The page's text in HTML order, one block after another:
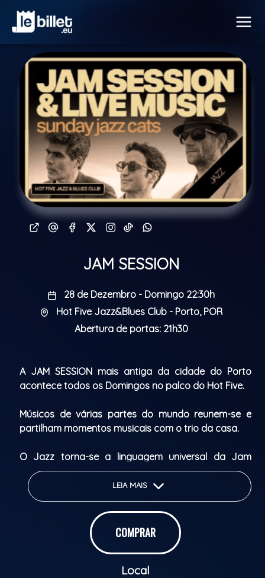
JAM SESSION
28 de Dezembro - Domingo 22:30h
Hot Five Jazz&Blues Club - Porto, POR
Abertura de portas: 21h30
A JAM SESSION mais antiga da cidade do Porto
acontece todos os Domingos no palco do Hot Five.
Músicos de várias partes do mundo reunem-se e
partilham momentos musicais com o trio da casa.
O Jazz torna-se a linguagem universal da Jam
Session!
The oldest JAM SESSION in Porto takes place every
Sunday on the Hot Five stage.
Musicians from all over the world get together and
share musical moments with the house trio.
LEIA MAIS
COMPRAR
Local